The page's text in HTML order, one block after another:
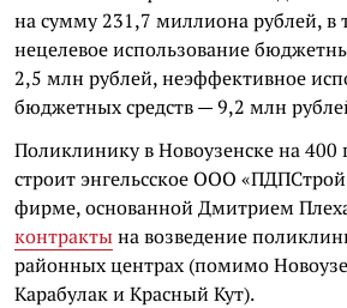
на сумму 231,7 миллиона рублей, в
нецелевое использование
2,5 млн рублей, неэффективное
бюджетных средств — 9,2 млн
Поликлинику в Новоузенске на
строит энгельсское ООО
фирме, основанной Дмитрием
контрактына возведение
районных центрах (помимо
Карабулак и Красный Кут).